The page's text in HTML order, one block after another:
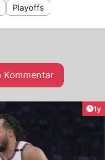
Playoffs
Kommentar
1y